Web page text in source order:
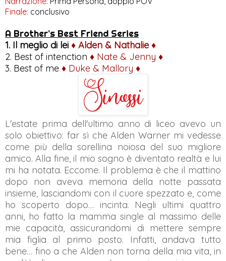
Finale: conclusivo
A Brother’s Best Friend Series
1. Il meglio di lei ♦ Alden & Nathalie ♦
2. Best of intenction ♦ Nate & Jenny ♦
3. Best of me ♦ Duke & Mallory ♦
L'estate prima dell'ultimo anno di liceo avevo un
solo obiettivo: far sì che Alden Warner mi vedesse
come più della sorellina noiosa del suo migliore
amico. Alla fine, il mio sogno è diventato realtà e lui
mi ha notata. Eccome. Il problema è che il mattino
dopo non aveva memoria della notte passata
insieme, lasciandomi con il cuore spezzato e, come
ho scoperto dopo… incinta. Negli ultimi quattro
anni, ho fatto la mamma single al massimo delle
mie capacità, assicurandomi di mettere sempre
mia figlia al primo posto. Infatti, andava tutto
bene… fino a che Alden non torna della mia vita, in